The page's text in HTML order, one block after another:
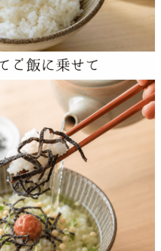
婚式の引き出物、披露宴のお帰りにお渡しする
老舗乾物屋らしい味わいを、さりげなく彩りよ
油、還元水飴、砂糖、食塩/調
豆・小麦を含む
×高さ3ｃｍの名刺サイズで
湿を避けて常温で保存してく